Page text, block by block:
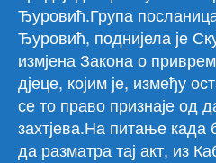
Ђуровић.Група
Ђуровић, поднијела је
измјена Закона о
дјеце, којим је, између
се то право признаје од
захтјева.На питање
да разматра тај акт, из